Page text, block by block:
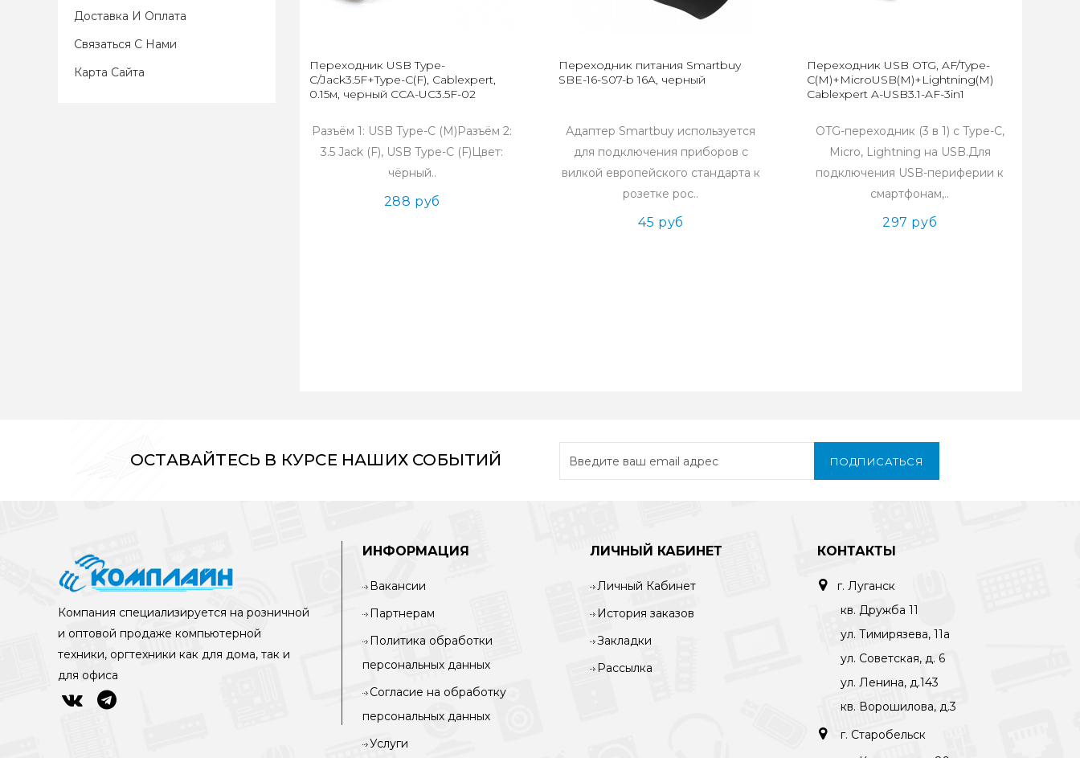
Доставка И Оплата
Связаться С Нами
Карта Сайта
Переходник USB Type-
C/Jack3.5F+Type-C(F), Cablexpert,
0.15м, черный CCA-UC3.5F-02
Разъём 1: USB Type-C (M)Разъём 2:
3.5 Jack (F), USB Type-C (F)Цвет:
чёрный..
288 руб
Переходник питания Smartbuy
SBE-16-S07-b 16A, черный
Адаптер Smartbuy используется
для подключения приборов с
вилкой европейского стандарта к
розетке рос..
45 руб
Переходник USB OTG, AF/Type-
C(M)+MicroUSB(M)+Lightning(M)
Cablexpert A-USB3.1-AF-3in1
OTG-переходник (3 в 1) с Type-C,
Micro, Lightning на USB.Для
подключения USB-периферии к
смартфонам,..
297 руб
ОСТАВАЙТЕСЬ В КУРСЕ НАШИХ СОБЫТИЙ ПОДПИСАТЬСЯ
Компания специализируется на розничной
и оптовой продаже компьютерной
техники, оргтехники как для дома, так и
для офиса
ИНФОРМАЦИЯ
Вакансии
Партнерам
Политика обработки
персональных данных
Согласие на обработку
персональных данных
Услуги
ЛИЧНЫЙ КАБИНЕТ
Личный Кабинет
История заказов
Закладки
Рассылка
КОНТАКТЫ
г. Луганск
кв. Дружба 11
ул. Тимирязева, 11а
ул. Советская, д. 6
ул. Ленина, д.143
кв. Ворошилова, д.3
г. Старобельск